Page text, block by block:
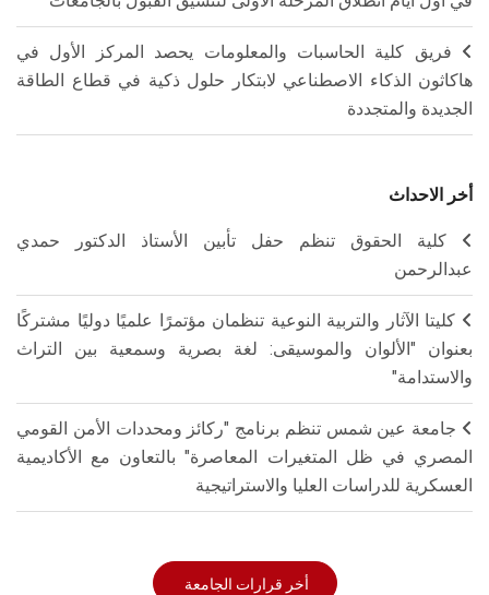
فريق كلية الحاسبات والمعلومات يحصد المركز الأول في
هاكاثون الذكاء الاصطناعي لابتكار حلول ذكية في قطاع الطاقة
الجديدة والمتجددة
أخر الاحداث
كلية الحقوق تنظم حفل تأبين الأستاذ الدكتور حمدي
عبدالرحمن
كليتا الآثار والتربية النوعية تنظمان مؤتمرًا علميًا دوليًا مشتركًا
بعنوان "الألوان والموسيقى: لغة بصرية وسمعية بين التراث
والاستدامة"
جامعة عين شمس تنظم برنامج "ركائز ومحددات الأمن القومي
المصري في ظل المتغيرات المعاصرة" بالتعاون مع الأكاديمية
العسكرية للدراسات العليا والاستراتيجية
أخر قرارات الجامعة